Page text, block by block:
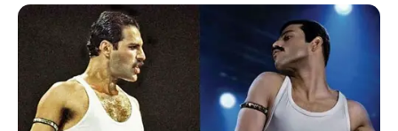
Becker découvre
l’horrible vérité :
Atlan voulait tuer